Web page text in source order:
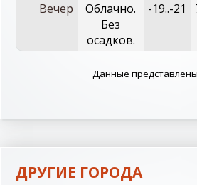
Вечер
Облачно.
Без
осадков.
-19..-21
Данные
ДРУГИЕ ГОРОДА